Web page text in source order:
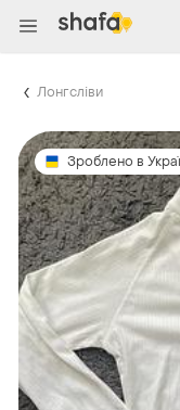
Лонгсліви
Зроблено в